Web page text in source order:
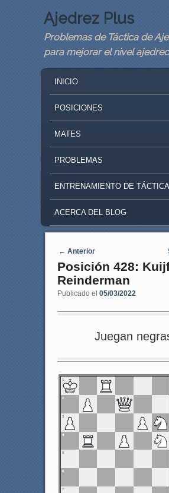
Ajedrez Plus
Problemas de Táctica de
para mejorar el nivel
SKIP TO PRIMARY CONTENT
SKIP TO SECONDARY
INICIO
POSICIONES
MATES
PROBLEMAS
ENTRENAMIENTO DE TÁCTICA
ACERCA DEL BLOG
Navegaci�n de entradas
← Anterior
Posición 428:
Reinderman
Publicado el 05/03/2022
Juegan
1
2
3
4
5
6
7